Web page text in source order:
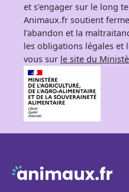
et s’engager sur le long
Animaux.fr soutient
l’abandon et la
les obligations légales et
vous sur le site du